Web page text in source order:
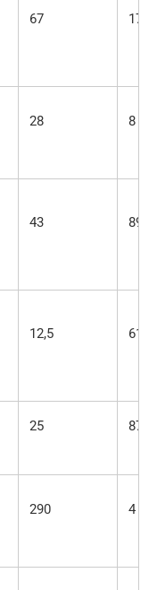
67 17
28 8
43 89
12,5 61
25 87
290 4